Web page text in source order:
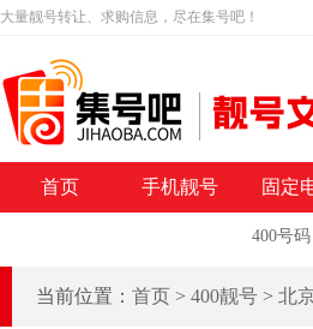
大量靓号转让、求购信息，尽在集号吧！
首页 手机靓号 固定
400号码
当前位置： 首页 > 400靓号 > 北